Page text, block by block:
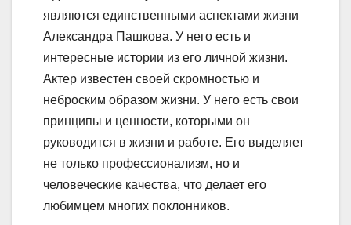
являются единственными аспектами жизни
Александра Пашкова. У него есть и
интересные истории из его личной жизни.
Актер известен своей скромностью и
неброским образом жизни. У него есть свои
принципы и ценности, которыми он
руководится в жизни и работе. Его выделяет
не только профессионализм, но и
человеческие качества, что делает его
любимцем многих поклонников.